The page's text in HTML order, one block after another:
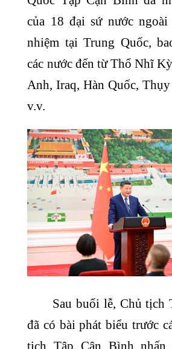
của 18 đại sứ nước
nhiệm tại Trung Quốc,
các nước đến từ Thổ Nhĩ
Anh, Iraq, Hàn Quốc,
v.v.
Sau buổi lễ, Chủ tịch
đã có bài phát biểu trước